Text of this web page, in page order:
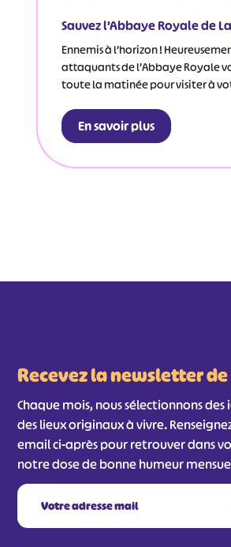
Sauvez l’Abbaye Royale de
Ennemis à l’horizon !
attaquants de l’Abbaye Royale
toute la matinée pour visiter à
En savoir plus
Recevez la newsletter
Chaque mois, nous sélectionnons
des lieux originaux à vivre.
email ci-après pour retrouver dans
notre dose de bonne humeur